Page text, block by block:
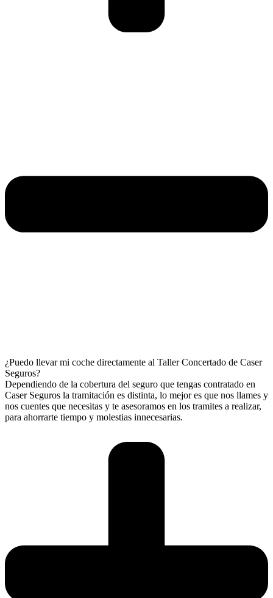
¿Puedo llevar mi coche directamente al Taller Concertado de Caser
Seguros?
Dependiendo de la cobertura del seguro que tengas contratado en
Caser Seguros la tramitación es distinta, lo mejor es que nos llames y
nos cuentes que necesitas y te asesoramos en los tramites a realizar,
para ahorrarte tiempo y molestias innecesarias.